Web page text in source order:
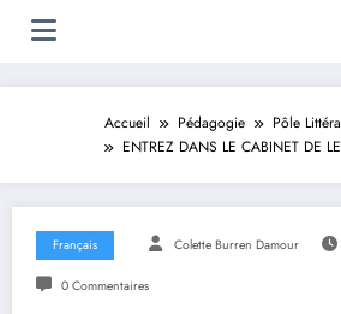
Accueil Pédagogie Pôle
ENTREZ DANS LE CABINET DE
Français Colette Burren Damour
0 Commentaires